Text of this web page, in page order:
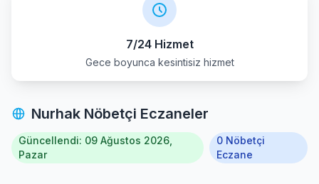
7/24 Hizmet
Gece boyunca kesintisiz hizmet
Nurhak Nöbetçi Eczaneler
Güncellendi: 09 Ağustos 2026,
Pazar
0 Nöbetçi
Eczane